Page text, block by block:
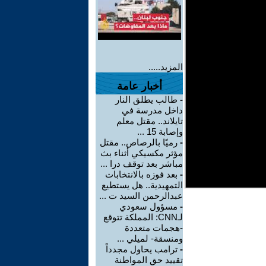
المزيد.....
أخبار عامة
- طالب يطلق النار
داخل مدرسة في
تايلاند.. مقتل معلم
وإصابة 15 ...
- رميًا بالرصاص.. مقتل
مؤثر مكسيكي أثناء بث
مباشر بعد توقف درا ...
- بعد فوزه بالانتخابات
التمهيدية.. هل يستطيع
عبدالرحمن السيد ت ...
- مسؤول سعودي
لـCNN: المملكة تتوقع
-هجمات متعددة
ومنسقة- لميلي ...
- ترامب يحاول مجدداً
تقييد حق المواطنة